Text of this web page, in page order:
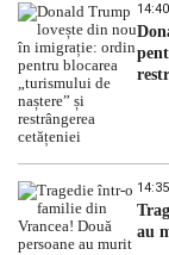
au